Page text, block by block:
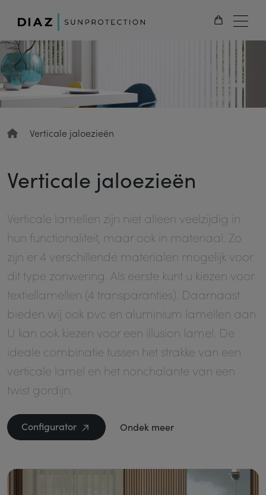
NL
Verticale jaloezieën
Verticale jaloezieën
Verticale lamellen zijn niet alleen veelzijdig in
hun functionaliteit, maar ook in materiaal. Zo
zijn er 4 verschillende materialen mogelijk voor
dit type zonwering. Als eerste kunt u kiezen voor
textiellamellen (4 transparanties). Daarnaast
bieden wij ook pvc en aluminium lamellen aan.
U kan ook kiezen voor een illusion lamel. De
ideale combinatie tussen het strakke van een
verticale lamel en het nonchalante van een
twist gordijn.
Configurator Ondek meer